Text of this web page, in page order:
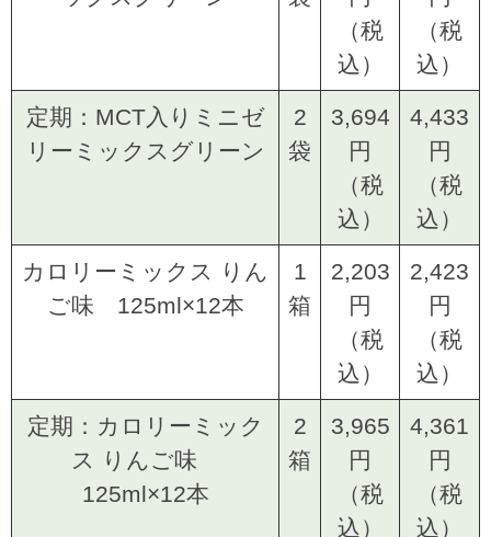
（税
込）
（税
込）
定期：MCT入りミニゼ
リーミックスグリーン
2
袋
3,694
円
（税
込）
4,433
円
（税
込）
カロリーミックス りん
ご味 125ml×12本
1
箱
2,203
円
（税
込）
2,423
円
（税
込）
定期：カロリーミック
ス りんご味
125ml×12本
2
箱
3,965
円
（税
込）
4,361
円
（税
込）